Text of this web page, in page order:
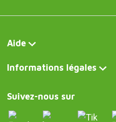
Aide
Informations légales
Suivez-nous sur